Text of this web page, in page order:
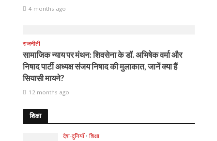
4 months ago
राजनीती
सामाजिक न्याय पर मंथन: शिवसेना के डॉ. अभिषेक वर्मा और
निषाद पार्टी अध्यक्ष संजय निषाद की मुलाकात, जानें क्या हैं
सियासी मायने?
12 months ago
शिक्षा
देश-दुनियाँ • शिक्षा